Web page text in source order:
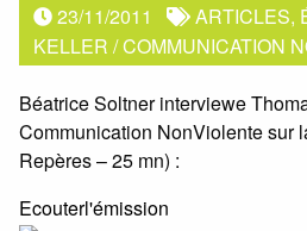
23/11/2011
ARTICLES,
KELLER /COMMUNICATION
Béatrice Soltner interviewe
Communication NonViolente sur
Repères – 25 mn) :
Ecouterl'émission